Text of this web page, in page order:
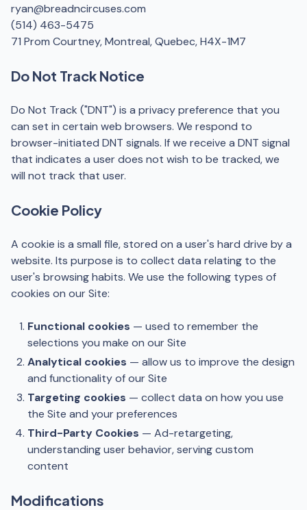
ryan@breadncircuses.com
(514) 463-5475
71 Prom Courtney, Montreal, Quebec, H4X-1M7
Do Not Track Notice
Do Not Track ("DNT") is a privacy preference that you
can set in certain web browsers. We respond to
browser-initiated DNT signals. If we receive a DNT signal
that indicates a user does not wish to be tracked, we
will not track that user.
Cookie Policy
A cookie is a small file, stored on a user's hard drive by a
website. Its purpose is to collect data relating to the
user's browsing habits. We use the following types of
cookies on our Site:
Functional cookies — used to remember the
selections you make on our Site
Analytical cookies — allow us to improve the design
and functionality of our Site
Targeting cookies — collect data on how you use
the Site and your preferences
Third-Party Cookies — Ad-retargeting,
understanding user behavior, serving custom
content
Modifications